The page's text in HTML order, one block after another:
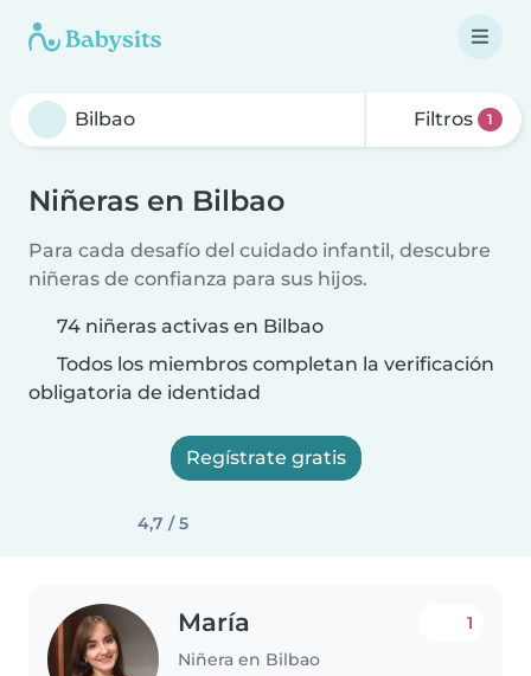
Filtros 1
Niñeras en Bilbao
Para cada desafío del cuidado infantil, descubre
niñeras de confianza para sus hijos.
74 niñeras activas en Bilbao
Todos los miembros completan la verificación
obligatoria de identidad
Regístrate gratis
4,7 / 5
María
Niñera en Bilbao
1